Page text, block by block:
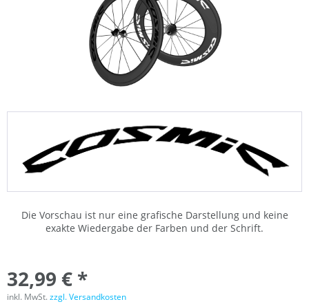
Die Vorschau ist nur eine grafische Darstellung und keine
exakte Wiedergabe der Farben und der Schrift.
32,99 € *
inkl. MwSt.zzgl. Versandkosten